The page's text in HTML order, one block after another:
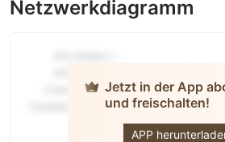
Netzwerkdiagramm
Jetzt in der App
und freischalten!
APP
atatong